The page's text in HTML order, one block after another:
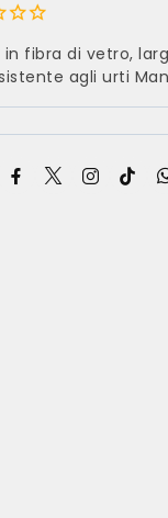
in fibra di vetro,
agli urti